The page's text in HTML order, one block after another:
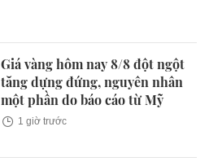
Giá vàng hôm nay 8/8 đột ngột
tăng dựng đứng, nguyên nhân
một phần do báo cáo từ Mỹ
1 giờ trước